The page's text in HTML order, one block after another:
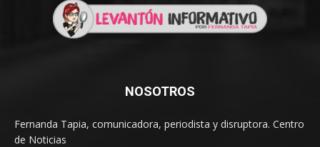
NOSOTROS
Fernanda Tapia, comunicadora, periodista y disruptora. Centro
de Noticias